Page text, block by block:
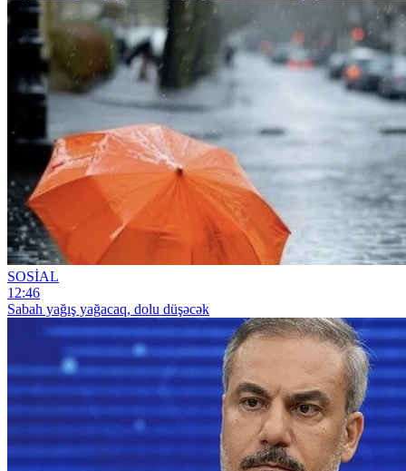
SOSİAL
12:46
Sabah yağış yağacaq, dolu düşəcək